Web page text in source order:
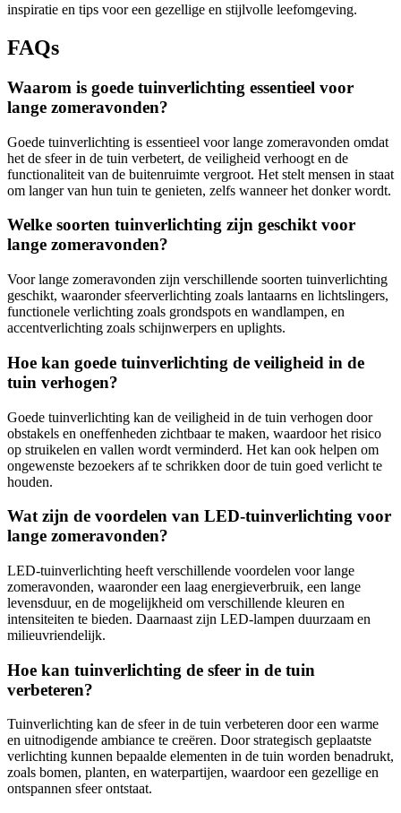
inspiratie en tips voor een gezellige en stijlvolle leefomgeving.
FAQs
Waarom is goede tuinverlichting essentieel voor
lange zomeravonden?
Goede tuinverlichting is essentieel voor lange zomeravonden omdat
het de sfeer in de tuin verbetert, de veiligheid verhoogt en de
functionaliteit van de buitenruimte vergroot. Het stelt mensen in staat
om langer van hun tuin te genieten, zelfs wanneer het donker wordt.
Welke soorten tuinverlichting zijn geschikt voor
lange zomeravonden?
Voor lange zomeravonden zijn verschillende soorten tuinverlichting
geschikt, waaronder sfeerverlichting zoals lantaarns en lichtslingers,
functionele verlichting zoals grondspots en wandlampen, en
accentverlichting zoals schijnwerpers en uplights.
Hoe kan goede tuinverlichting de veiligheid in de
tuin verhogen?
Goede tuinverlichting kan de veiligheid in de tuin verhogen door
obstakels en oneffenheden zichtbaar te maken, waardoor het risico
op struikelen en vallen wordt verminderd. Het kan ook helpen om
ongewenste bezoekers af te schrikken door de tuin goed verlicht te
houden.
Wat zijn de voordelen van LED-tuinverlichting voor
lange zomeravonden?
LED-tuinverlichting heeft verschillende voordelen voor lange
zomeravonden, waaronder een laag energieverbruik, een lange
levensduur, en de mogelijkheid om verschillende kleuren en
intensiteiten te bieden. Daarnaast zijn LED-lampen duurzaam en
milieuvriendelijk.
Hoe kan tuinverlichting de sfeer in de tuin
verbeteren?
Tuinverlichting kan de sfeer in de tuin verbeteren door een warme
en uitnodigende ambiance te creëren. Door strategisch geplaatste
verlichting kunnen bepaalde elementen in de tuin worden benadrukt,
zoals bomen, planten, en waterpartijen, waardoor een gezellige en
ontspannen sfeer ontstaat.